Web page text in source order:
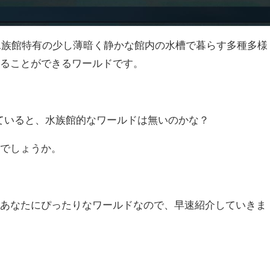
館特有の少し薄暗く静かな館内の水槽で暮らす多種多様
ことができるワールドです。
ると、水族館的なワールドは無いのかな？
しょうか。
なたにぴったりなワールドなので、早速紹介していきま